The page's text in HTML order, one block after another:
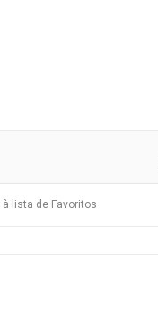
lista de Favoritos